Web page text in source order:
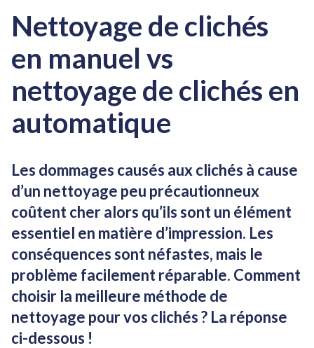
Nettoyage de clichés
en manuel vs
nettoyage de clichés en
automatique
Les dommages causés aux clichés à cause
d’un nettoyage peu précautionneux
coûtent cher alors qu’ils sont un élément
essentiel en matière d’impression. Les
conséquences sont néfastes, mais le
problème facilement réparable. Comment
choisir la meilleure méthode de
nettoyage pour vos clichés ? La réponse
ci-dessous !